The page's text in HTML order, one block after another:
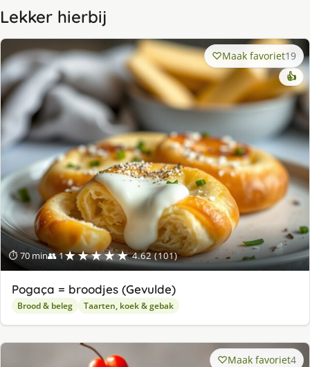
Lekker hierbij
⏱ 70 min👥 1★★★★★ 4.62 (101)
Maak favoriet19
👍
Pogaça = broodjes (Gevulde)
Brood & beleg Taarten, koek & gebak
Maak favoriet4